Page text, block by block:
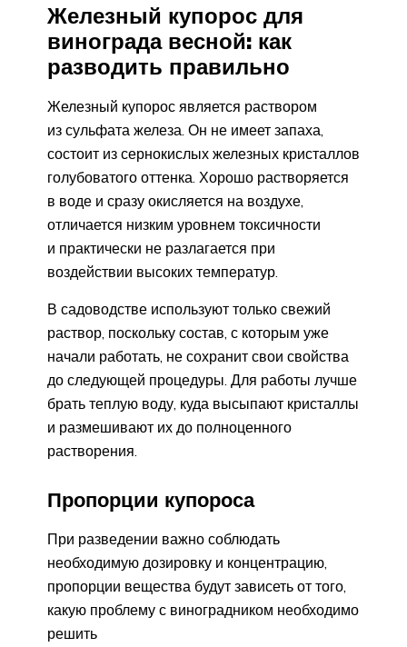
Железный купорос для
винограда весной: как
разводить правильно
Железный купорос является раствором
из сульфата железа. Он не имеет запаха,
состоит из сернокислых железных кристаллов
голубоватого оттенка. Хорошо растворяется
в воде и сразу окисляется на воздухе,
отличается низким уровнем токсичности
и практически не разлагается при
воздействии высоких температур.
В садоводстве используют только свежий
раствор, поскольку состав, с которым уже
начали работать, не сохранит свои свойства
до следующей процедуры. Для работы лучше
брать теплую воду, куда высыпают кристаллы
и размешивают их до полноценного
растворения.
Пропорции купороса
При разведении важно соблюдать
необходимую дозировку и концентрацию,
пропорции вещества будут зависеть от того,
какую проблему с виноградником необходимо
решить